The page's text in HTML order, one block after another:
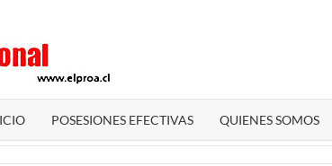
Antonio
POSESIONES EFECTIVAS QUIENES SOMOS